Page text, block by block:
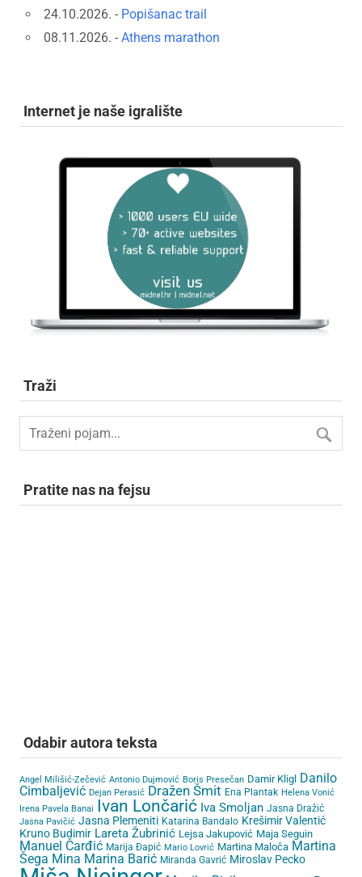
24.10.2026. - Popišanac trail
08.11.2026. - Athens marathon
Internet je naše igralište
Traži
Pratite nas na fejsu
Odabir autora teksta
Angel Milišić-Zečević Antonio Dujmović Boris Presečan Damir Kligl Danilo
Cimbaljević Dejan Perasić Dražen Šmit Ena Plantak Helena Vonić
Irena Pavela Banai
Ivan Lončarić Iva Smoljan Jasna Dražić
Jasna Pavičić Jasna Plemeniti Katarina Bandalo Krešimir Valentić
Kruno Budimir Lareta Žubrinić Lejsa Jakupović Maja Seguin
Manuel Čarđić Marija Đapić Mario Lovrić Martina Maloča Martina
Šega Mina Marina Barić Miranda Gavrić Miroslav Pecko